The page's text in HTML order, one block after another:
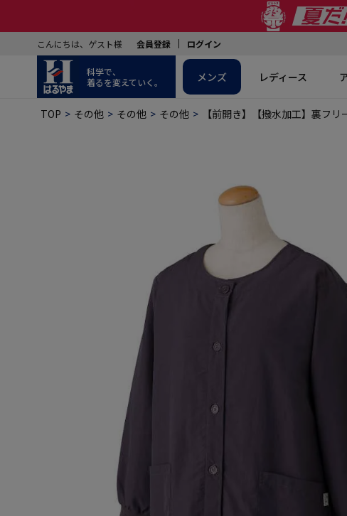
こんにちは、ゲスト様 会員登録 ログイン
科学で、
着るを変えていく。
メンズ レディース
TOP その他 その他 その他 【前開き】【撥水加工】裏フ